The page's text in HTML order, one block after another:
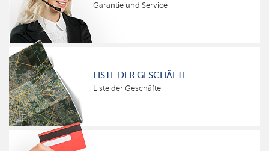
Garantie und Service
LISTE DER GESCHÄFTE
Liste der Geschäfte